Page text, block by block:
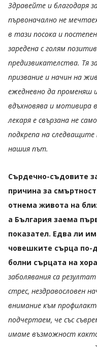
Здравейте и благодаря
първоначално не
в тази посока и
заредена с голям
предизвикателства. Тя
призвание и начин на
ежедневно да променяш
вдъхновява и мотивира
лекаря е свързана не
подкрепа на
нашия път.
Сърдечно-съдовите
причина за
отнема живота на
а България заема
показател. Едва ли
човешките сърца по-
болни сърцата на
заболявания са
стрес, нездравословен
внимание към
подчертаем, че със
имаме възможност